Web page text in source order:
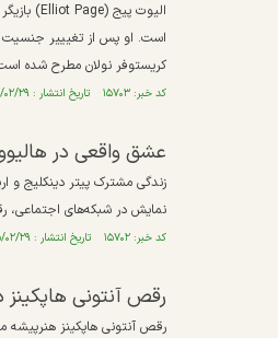
است. او پس از تغیییر جنسیت
کریستوفر نولان مطرح شده
کد خبر: ۱۵۷۰۳ تاریخ انتشار : ۱۴۰۵/۰۲/۲۹
عشق واقعی در
زندگی مشترک پیتر دینکلیج و
نمایش در شبکه‌های اجتماعی،
کد خبر: ۱۵۷۰۲ تاریخ انتشار : ۱۴۰۵/۰۲/۲۹
رقص آنتونی هاپکینز در ۸۸ سالگی با اهنگ لئونارد کوهن طرفدارانش را سر
رقص آنتونی هاپکینز هنرپیشه مشهور ولزی در ۸۸ سالگی با بک‌گراند پرتره لئونارد کوهن